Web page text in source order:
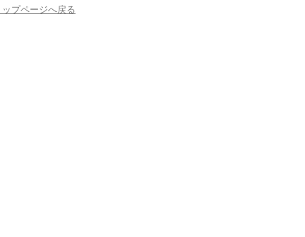
ップページへ戻る